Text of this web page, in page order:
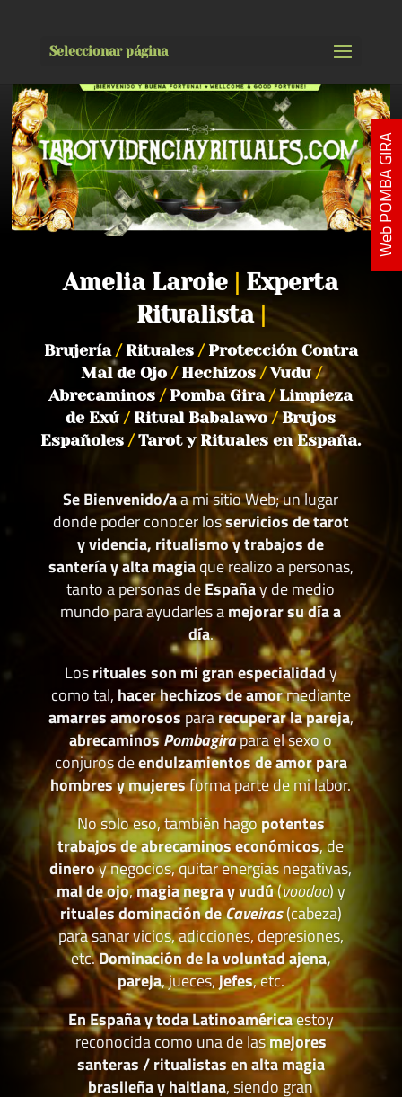
Seleccionar página
Amelia Laroie
Experta
Ritualista
Brujería /Rituales /Protección Contra
Mal de Ojo /Hechizos/Vudu/
Abrecaminos/Pomba Gira/Limpieza
de Exú/Ritual Babalawo/Brujos
Españoles/Tarot y Rituales en España.
Se Bienvenido/aa mi sitio Web; un lugar
donde poder conocer losservicios de tarot
y videncia, ritualismo y trabajos de
santería y alta magiaque realizo a personas,
tanto a personas deEspañay de medio
mundo para ayudarles amejorar su día a
día.
Losrituales son mi gran especialidady
como tal, hacer hechizos de amormediante
amarres amorosospararecuperar la pareja,
abrecaminosPombagirapara el sexo o
conjuros deendulzamientos de amor para
hombres y mujeresforma parte de mi labor.
No solo eso, también hagopotentes
trabajos de abrecaminos económicos, de
dineroy negocios, quitar energías negativas,
mal de ojo,magia negra y vudú(voodoo) y
rituales dominación deCaveiras(cabeza)
para sanar vicios, adicciones, depresiones,
etc.Dominación de la voluntad ajena,
pareja, jueces,jefes, etc.
En España y toda Latinoaméricaestoy
reconocida como una de lasmejores
santeras / ritualistas en alta magia
brasileña y haitiana, siendo gran
Web POMBA GIRA